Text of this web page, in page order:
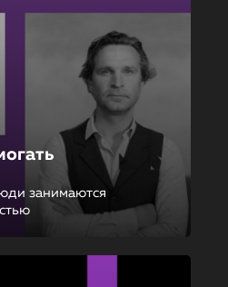
занимаются